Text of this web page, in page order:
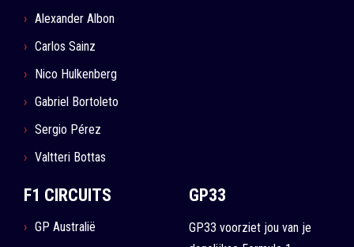
Alexander Albon
Carlos Sainz
Nico Hulkenberg
Gabriel Bortoleto
Sergio Pérez
Valtteri Bottas
F1 CIRCUITS
GP Australië
GP33
GP33 voorziet jou van je